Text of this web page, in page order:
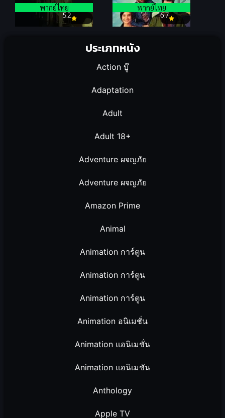
ประเภทหนัง
Action บู๊
Adaptation
Adult
Adult 18+
Adventure ผจญภัย
Adventure ผจญภัย
Amazon Prime
Animal
Animation การ์ตูน
Animation การ์ตูน
Animation การ์ตูน
Animation อนิเมชั่น
Animation แอนิเมชั่น
Animation แอนิเมชัน
Anthology
Apple TV
5.2
พากย์ไทย
6.7
พากย์ไทย